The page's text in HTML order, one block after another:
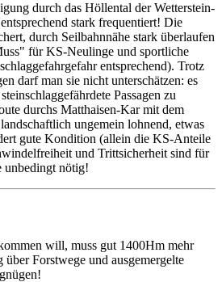
durch das Höllental der Wetterstein-
stark frequentiert! Die
durch Seilbahnnähe stark überlaufen
für KS-Neulinge und sportliche
entsprechend). Trotz
darf man sie nicht unterschätzen: es
Passagen zu
durchs Matthaisen-Kar mit dem
ungemein lohnend, etwas
gute Kondition (allein die KS-Anteile
und Trittsicherheit sind für
unbedingt nötig!
will, muss gut 1400Hm mehr
über Forstwege und ausgemergelte